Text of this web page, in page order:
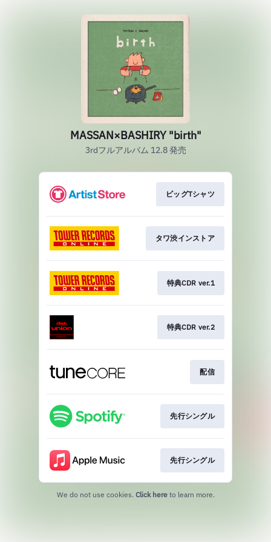
MASSAN×BASHIRY "birth"
3rdフルアルバム 12.8 発売
ビッグTシャツ
タワ渋インストア
特典CDR ver.1
特典CDR ver.2
配信
先行シングル
先行シングル
We do not use cookies. Click here to learn more.